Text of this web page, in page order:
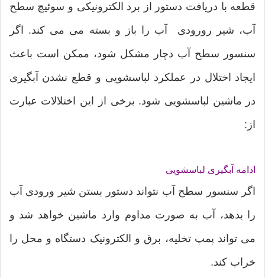
قطعه با دریافت دستور از برد الکترونیکی و سوئیچ سطح
آب، شیر رورودی آب را باز و بسته می می کند. اگر
سنسور سطح آب دچار مشکل شود، ممکن است باعث
ایجاد اختلال در عملکرد لباسشویی و قطع نشدن آبگیری
در ماشین لباسشویی شود. برخی از این اختلالات عبارت
از:
ادامه آبگیری لباسشویی
اگر سنسور سطح آب نتواند دستور بستن شیر ورودی آب
را بدهد، آب به صورت مداوم وارد ماشین خواهد شد و
می تواند پمپ تخلیه، برق و الکترونیک دستگاه و محل را
خراب کند.